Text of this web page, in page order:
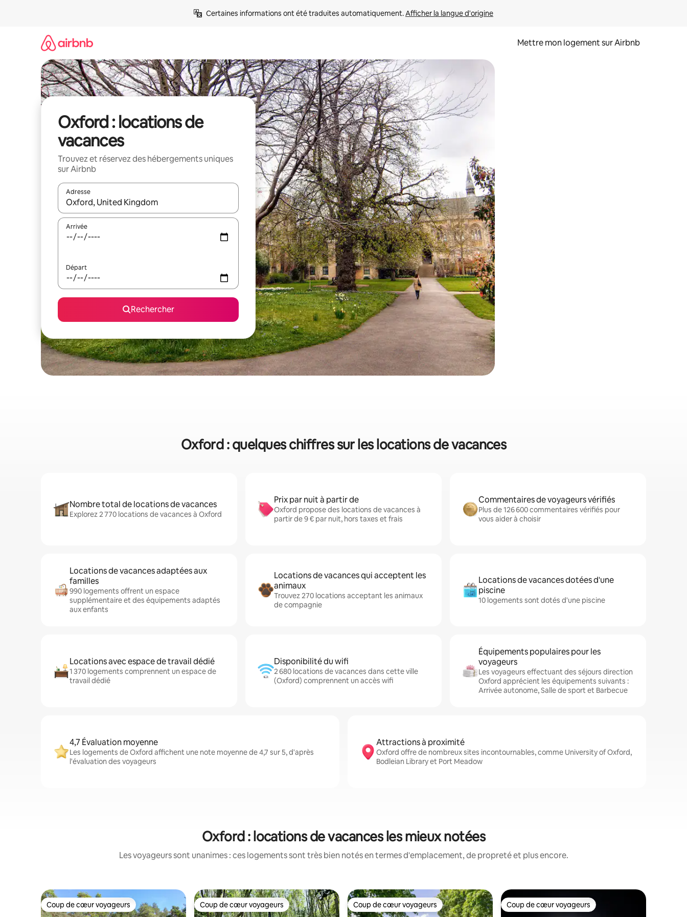
Certaines informations ont été traduites automatiquement. Afficher la langue d'origine
Mettre mon logement sur Airbnb
Oxford : locations de
vacances
Trouvez et réservez des hébergements uniques
sur Airbnb
Adresse
Lorsque les résultats s'affichent, utilisez les flèches vers le haut et vers le bas pour les parcourir ou en appuyant et en faisant glisser.
Arrivée
Départ
Rechercher
Oxford : quelques chiffres sur les locations de vacances
Nombre total de locations de vacances
Explorez 2 770 locations de vacances à Oxford
Prix par nuit à partir de
Oxford propose des locations de vacances à
partir de 9 € par nuit, hors taxes et frais
Commentaires de voyageurs vérifiés
Plus de 126 600 commentaires vérifiés pour
vous aider à choisir
Locations de vacances adaptées aux
familles
990 logements offrent un espace
supplémentaire et des équipements adaptés
aux enfants
Locations de vacances qui acceptent les
animaux
Trouvez 270 locations acceptant les animaux
de compagnie
Locations de vacances dotées d'une
piscine
10 logements sont dotés d'une piscine
Locations avec espace de travail dédié
1 370 logements comprennent un espace de
travail dédié
Disponibilité du wifi
2 680 locations de vacances dans cette ville
(Oxford) comprennent un accès wifi
Équipements populaires pour les
voyageurs
Les voyageurs effectuant des séjours direction
Oxford apprécient les équipements suivants :
Arrivée autonome, Salle de sport et Barbecue
4,7 Évaluation moyenne
Les logements de Oxford affichent une note moyenne de 4,7 sur 5, d'après
l'évaluation des voyageurs
Attractions à proximité
Oxford offre de nombreux sites incontournables, comme University of Oxford,
Bodleian Library et Port Meadow
Oxford : locations de vacances les mieux notées
Les voyageurs sont unanimes : ces logements sont très bien notés en termes d'emplacement, de propreté et plus encore.
Coup de cœur voyageurs
Coup de cœur voyageurs Coup de cœur voyageurs
Coup de cœur voyageurs Coup de cœur voyageurs
Coup de cœur voyageurs Coup de cœur voyageurs
Coup de cœur voyageurs